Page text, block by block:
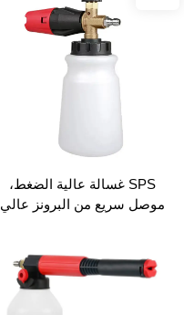
SPS غسالة عالية الضغط،
موصل سريع من البرونز عالي
للتنظيف